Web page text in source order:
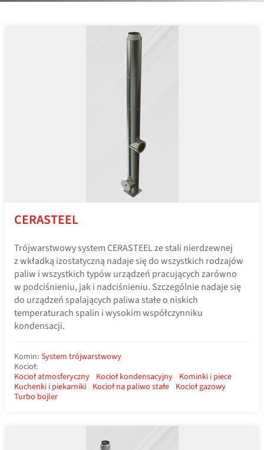
CERASTEEL
Trójwarstwowy system CERASTEEL ze stali nierdzewnej
z wkładką izostatyczną nadaje się do wszystkich rodzajów
paliw i wszystkich typów urządzeń pracujących zarówno
w podciśnieniu, jak i nadciśnieniu. Szczególnie nadaje się
do urządzeń spalających paliwa stałe o niskich
temperaturach spalin i wysokim współczynniku
kondensacji.
Komin: System trójwarstwowy
Kocioł:
Kocioł atmosferyczny Kocioł kondensacyjny Kominki i piece
Kuchenki i piekarniki Kocioł na paliwo stałe Kocioł gazowy
Turbo bojler